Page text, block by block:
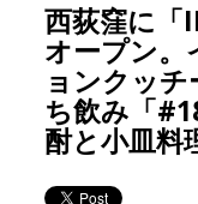
西荻窪に「
オープン。
ョンクッ
ち飲み「
酎と小皿料